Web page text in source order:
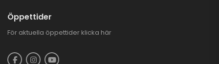
Öppettider
För aktuella öppettider klicka här